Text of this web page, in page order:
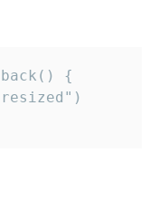
{